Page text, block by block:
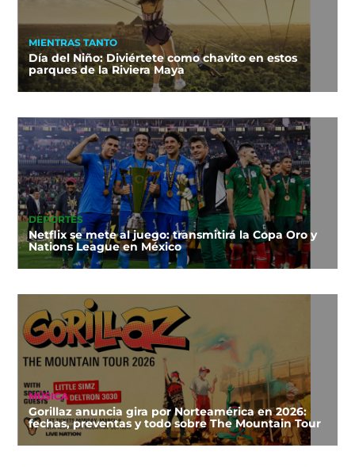
MIENTRAS TANTO
Día del Niño: Diviértete como chavito en estos
parques de la Riviera Maya
DEPORTES
Netflix se mete al juego: transmitirá la Copa Oro y
Nations League en México
MÚSICA
Gorillaz anuncia gira por Norteamérica en 2026:
fechas, preventas y todo sobre The Mountain Tour